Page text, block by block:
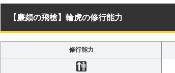
【廉頗の飛槍】輪虎の修行能力
修行能力